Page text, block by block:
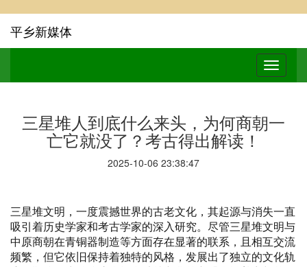
平乡新媒体
三星堆人到底什么来头，为何商朝一
亡它就没了？考古得出解读！
2025-10-06 23:38:47
三星堆文明，一度震撼世界的古老文化，其起源与消失一直
吸引着历史学家和考古学家的深入研究。尽管三星堆文明与
中原商朝在青铜器制造等方面存在显著的联系，且相互交流
频繁，但它依旧保持着独特的风格，发展出了独立的文化轨